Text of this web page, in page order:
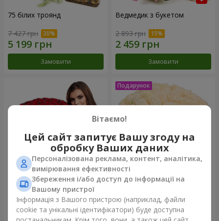
75 білих троянд
7 427 грн
Замовити
Ведмедик з букетом
2 893 грн
Замовити
151 червона троянда
14 907 грн
Букет "Очей чарівність"
4 124 грн
Вітаємо!
Цей сайт запитує Вашу згоду на
обробку Ваших даних
Персоналізована реклама, контент, аналітика,
вимірювання ефективності
Збереження і/або доступ до інформації на
Вашому пристрої
Інформація з Вашого пристрою (наприклад, файли
cookie та унікальні ідентифікатори) буде доступна